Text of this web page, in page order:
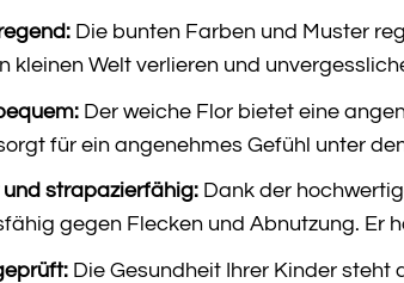
Die bunten Farben und Muster
kleinen Welt verlieren und
Der weiche Flor bietet eine
für ein angenehmes Gefühl unter
und strapazierfähig:Dank der
gegen Flecken und Abnutzung. Er
Die Gesundheit Ihrer Kinder steht